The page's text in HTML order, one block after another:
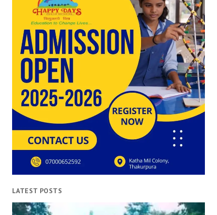
LATEST POSTS